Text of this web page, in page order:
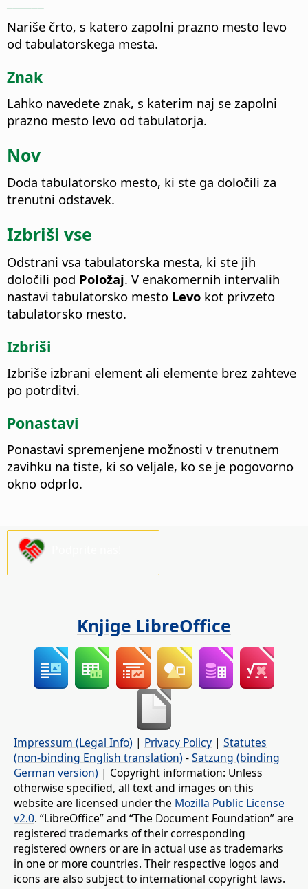
Nariše črto, s katero zapolni prazno mesto levo
od tabulatorskega mesta.
Znak
Lahko navedete znak, s katerim naj se zapolni
prazno mesto levo od tabulatorja.
Nov
Doda tabulatorsko mesto, ki ste ga določili za
trenutni odstavek.
Izbriši vse
Odstrani vsa tabulatorska mesta, ki ste jih
določili pod Položaj. V enakomernih intervalih
nastavi tabulatorsko mesto Levo kot privzeto
tabulatorsko mesto.
Izbriši
Izbriše izbrani element ali elemente brez zahteve
po potrditvi.
Ponastavi
Ponastavi spremenjene možnosti v trenutnem
zavihku na tiste, ki so veljale, ko se je pogovorno
okno odprlo.
Knjige LibreOffice
Impressum (Legal Info) | Privacy Policy | Statutes
(non-binding English translation) -Satzung (binding
German version) | Copyright information: Unless
otherwise specified, all text and images on this
website are licensed under the Mozilla Public License
v2.0. “LibreOffice” and “The Document Foundation” are
registered trademarks of their corresponding
registered owners or are in actual use as trademarks
in one or more countries. Their respective logos and
icons are also subject to international copyright laws.